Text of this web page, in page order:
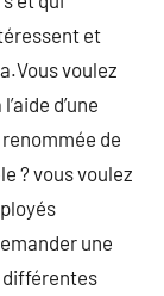
et
voulez
d’une
de
? vous voulez
une
différentes